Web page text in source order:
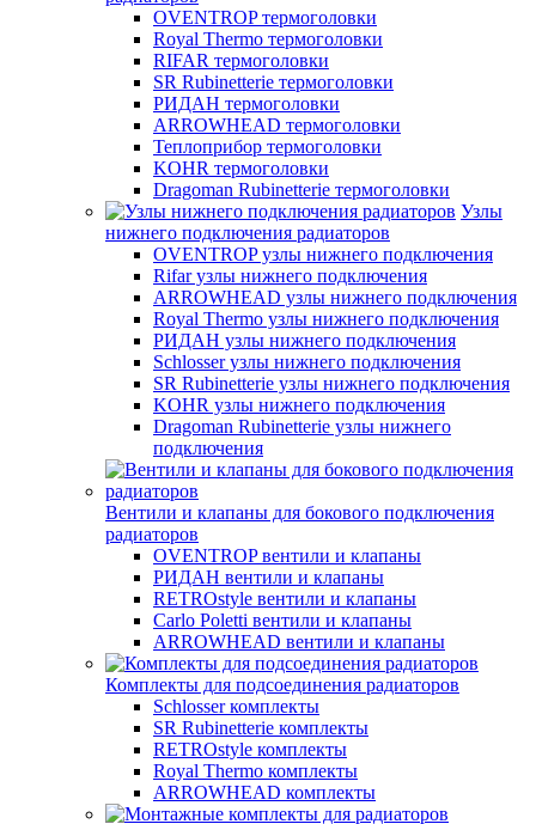
OVENTROP термоголовки
Royal Thermo термоголовки
RIFAR термоголовки
SR Rubinetterie термоголовки
РИДАН термоголовки
ARROWHEAD термоголовки
Теплоприбор термоголовки
KOHR термоголовки
Dragoman Rubinetterie термоголовки
Узлы
нижнего подключения радиаторов
OVENTROP узлы нижнего подключения
Rifar узлы нижнего подключения
ARROWHEAD узлы нижнего подключения
Royal Thermo узлы нижнего подключения
РИДАН узлы нижнего подключения
Schlosser узлы нижнего подключения
SR Rubinetterie узлы нижнего подключения
KOHR узлы нижнего подключения
Dragoman Rubinetterie узлы нижнего
подключения
Вентили и клапаны для бокового подключения
радиаторов
OVENTROP вентили и клапаны
РИДАН вентили и клапаны
RETROstyle вентили и клапаны
Carlo Poletti вентили и клапаны
ARROWHEAD вентили и клапаны
Комплекты для подсоединения радиаторов
Schlosser комплекты
SR Rubinetterie комплекты
RETROstyle комплекты
Royal Thermo комплекты
ARROWHEAD комплекты